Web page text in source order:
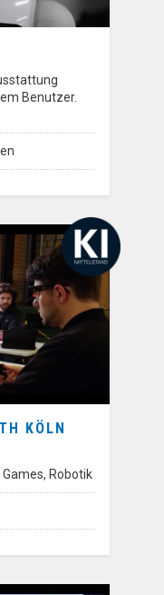
Benutzer.
KÖLN
Robotik